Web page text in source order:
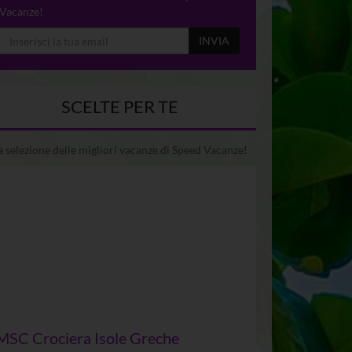
Vacanze!
INVIA
SCELTE PER TE
selezione delle migliori vacanze di Speed Vacanze!
Crociera Isole Greche